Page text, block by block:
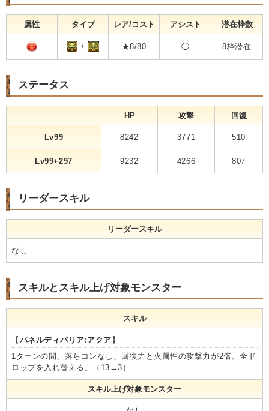
属性 タイプ レア/コスト アシスト 潜在枠数
/ ★8/80 ◯ 8枠潜在
ステータス
HP 攻撃 回復
Lv99 8242 3771 510
Lv99+297 9232 4266 807
リーダースキル
リーダースキル
なし
スキルとスキル上げ対象モンスター
スキル
【パネルディバリア:アクア】
1ターンの間、落ちコンなし、回復力と火属性の攻撃力が2倍。全ド
ロップを入れ替える。（13→3）
スキル上げ対象モンスター